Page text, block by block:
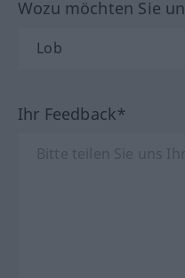
Wozu möchten Sie
Ihr Feedback*